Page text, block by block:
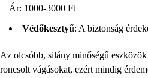
Ár: 1000-3000 Ft
Védőkesztyű: A biztonság
Az olcsóbb, silány minőségű
roncsolt vágásokat, ezért mindig